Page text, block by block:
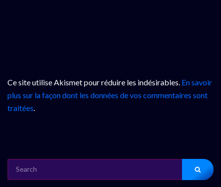
Ce site utilise Akismet pour réduire les indésirables. En savoir
plus sur la façon dont les données de vos commentaires sont
traitées.
FOR: